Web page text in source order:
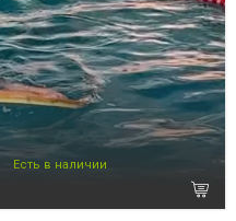
Есть в наличии